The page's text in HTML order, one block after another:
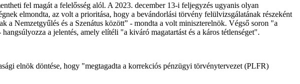
fel magát a felelősség alól. A 2023. december 13-i feljegyzés ugyanis olyan
elmondta, az volt a prioritása, hogy a bevándorlási törvény felülvizsgálatának részeként
Nemzetgyűlés és a Szenátus között” - mondta a volt miniszterelnök. Végső soron "a
a jelentés, amely elítéli "a kiváró magatartást és a káros tétlenséget".
elnök döntése, hogy "megtagadta a korrekciós pénzügyi törvénytervezet (PLFR)